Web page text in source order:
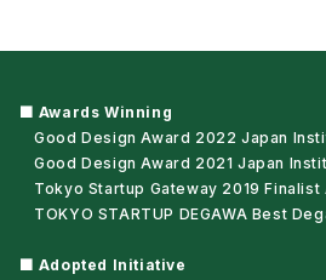
■ Awards Winning
Good Design Award 2022 Japan
Good Design Award 2021 Japan
Tokyo Startup Gateway 2019 Finalist
TOKYO STARTUP DEGAWA Best
■ Adopted Initiative